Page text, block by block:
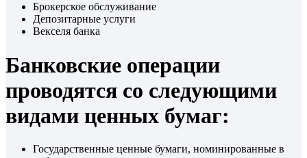
Брокерское обслуживание
Депозитарные услуги
Векселя банка
Банковские операции
проводятся со следующими
видами ценных бумаг:
Государственные ценные бумаги, номинированные в